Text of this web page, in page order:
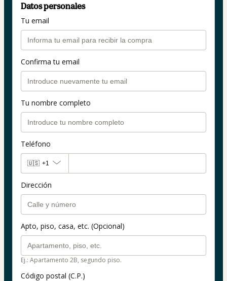
Datos personales
Tu email
Confirma tu email
Tu nombre completo
Teléfono
🇺🇸 +1
Dirección
Apto, piso, casa, etc. (Opcional)
Ej.: Apartamento 2B, segundo piso.
Código postal (C.P.)